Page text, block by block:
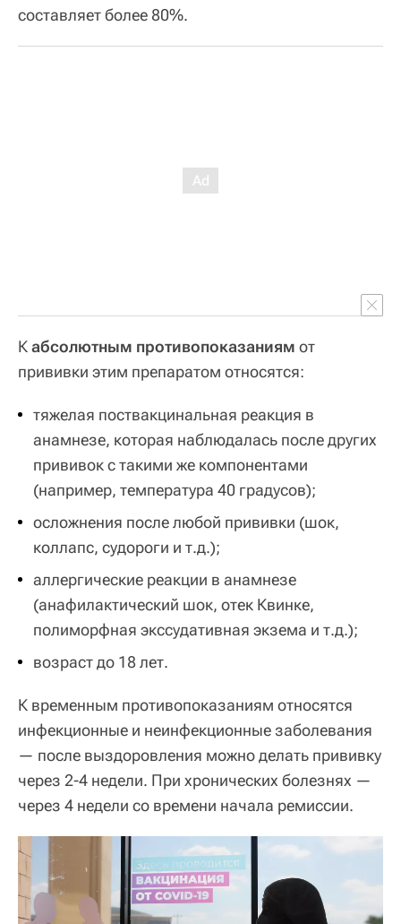
составляет более 80%.
Кабсолютным противопоказаниям от
прививки этим препаратом относятся:
тяжелая поствакцинальная реакция в
анамнезе, которая наблюдалась после других
прививок с такими же компонентами
(например, температура 40 градусов);
осложнения после любой прививки (шок,
коллапс, судороги и т.д.);
аллергические реакции в анамнезе
(анафилактический шок, отек Квинке,
полиморфная экссудативная экзема и т.д.);
возраст до 18 лет.
К временным противопоказаниям относятся
инфекционные и неинфекционные заболевания
— после выздоровления можно делать прививку
через 2-4 недели. При хронических болезнях —
через 4 недели со времени начала ремиссии.